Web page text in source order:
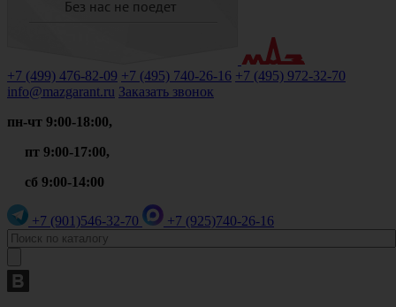
+7 (499) 476-82-09 +7 (495) 740-26-16 +7 (495) 972-32-70
info@mazgarant.ru Заказать звонок
пн-чт 9:00-18:00,
пт 9:00-17:00,
сб 9:00-14:00
+7 (901)546-32-70 +7 (925)740-26-16